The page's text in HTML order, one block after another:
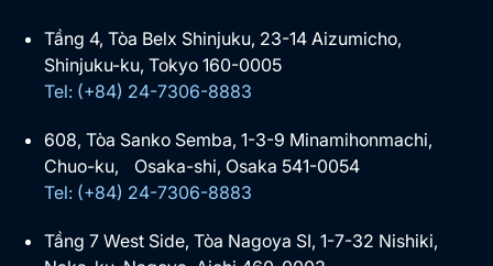
Tầng 4, Tòa Belx Shinjuku, 23-14 Aizumicho,
Shinjuku-ku, Tokyo 160-0005
Tel: (+84) 24-7306-8883
608, Tòa Sanko Semba, 1-3-9 Minamihonmachi,
Chuo-ku, Osaka-shi, Osaka 541-0054
Tel: (+84) 24-7306-8883
Tầng 7 West Side, Tòa Nagoya SI, 1-7-32 Nishiki,